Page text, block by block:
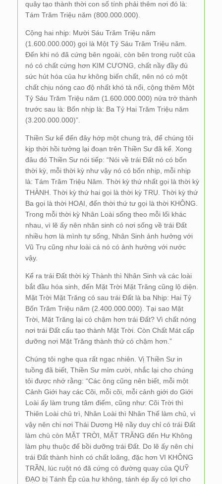
quây tạo thành thời con số tính phải thêm nơi đó là:
Tám Trăm Triệu năm (800.000.000).
Cộng hai nhịp: Mười Sáu Trăm Triệu năm
(1.600.000.000) gọi là Một Tỷ Sáu Trăm Triệu năm.
Đến khi nó đã cứng bên ngoài, còn bên trong ruột của
nó có chất cứng hơn KIM CƯƠNG, chất nầy đầy đủ
sức hút hóa của hư không biến chất, nên nó có một
chất chịu nóng cao độ nhất khó tả nổi, cộng thêm Một
Tỷ Sáu Trăm Triệu năm (1.600.000.000) nửa trở thành
trước sau là: Bốn nhịp là: Ba Tỷ Hai Trăm Triệu năm
(3.200.000.000)”.
Thiền Sư kể đến đây hớp một chung trà, để chúng tôi
kịp thời hồi tưởng lại đoạn trên Thiền Sư đã kể. Xong
đâu đó Thiền Sư nói tiếp: “Nói về trái Đất nó có bốn
thời kỳ, mỗi thời kỳ như vậy nó có bốn nhịp, mỗi nhịp
là: Tám Trăm Triệu Năm. Thời kỳ thứ nhất gọi là thời kỳ
THÀNH. Thời kỳ thứ hai gọi là thời kỳ TRỤ. Thời kỳ thứ
Ba gọi là thời HOẠI, đến thời thứ tư gọi là thời KHÔNG.
Trong mỗi thời kỳ Nhân Loài sống theo mỗi lối khác
nhau, vì lẽ ấy nên nhân sinh có nơi sống về trái Đất
nhiều hơn là mình tự sống, Nhân Sinh ảnh hưởng với
Vũ Trụ cũng như loài cá nó có ảnh hưởng với nước
vậy.
Kể ra trái Đất thời kỳ Thành thì Nhân Sinh và các loài
bắt đầu hóa sinh, đến Mặt Trời Mặt Trăng cũng lộ diện.
Mặt Trời Mặt Trăng có sau trái Đất là ba Nhịp: Hai Tỷ
Bốn Trăm Triệu năm (2.400.000.000). Tại sao Mặt
Trời, Mặt Trăng lại có chậm hơn trái Đất? Vì chất nóng
nơi trái Đất cấu tạo thành Mặt Trời. Còn Chất Mát cấp
dưỡng nơi Mặt Trăng thành thử có chậm hơn.”
Chúng tôi nghe qua rất ngạc nhiên. Vị Thiền Sư in
tuồng đã biết, Thiền Sư mỉm cười, nhắc lại cho chúng
tôi được nhớ rằng: “Các ông cũng nên biết, mỗi một
Cảnh Giới hay các Cõi, mỗi cõi, mỗi cảnh giới do Giới
Loài ấy làm trung tâm điểm, cũng như: Cõi Trời thì
Thiên Loài chủ trì, Nhân Loài thì Nhân Thế làm chủ, vì
vậy nên chi nơi Thái Dương Hệ nầy duy chỉ có trái Đất
làm chủ còn MẶT TRỜI, MẶT TRĂNG đến Hư Không
làm phụ thuộc để bồi dưỡng trái Đất. Do lẽ ấy nên chi
trái Đất thành hình có chất loãng, đặc hơn VI KHÔNG
TRẦN, lúc ruột nó đã cứng có đường quay của QUỸ
ĐẠO bị Tánh Ép của hư không, tánh ép ấy có lợi cho